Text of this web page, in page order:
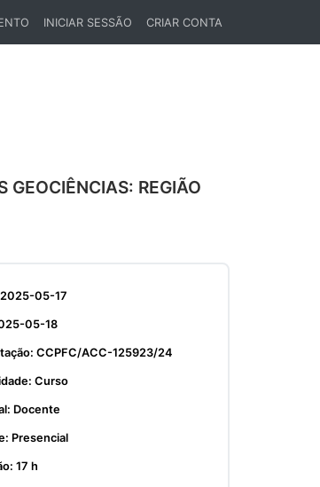
INICIAR SESSÃO CRIAR CONTA
GEOCIÊNCIAS: REGIÃO
05-17
05-18
CCPFC/ACC-125923/24
Curso
Docente
Presencial
17 h